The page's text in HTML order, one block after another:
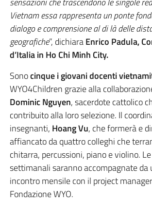
Vietnam essa rappresenta un ponte
dialogo e comprensione al di là delle
geografiche”, dichiaraEnrico Padula,
d’Italia in Ho Chi Minh City.
Sonocinque i giovani docenti
WYO4Children grazie alla
Dominic Nguyen, sacerdote cattolico
contribuito alla loro selezione. Il
insegnanti, Hoang Vu, che formerà e
affiancato da quattro colleghi che
chitarra, percussioni, piano e violino.
settimanali saranno accompagnate da
incontro mensile con il project
Fondazione WYO.